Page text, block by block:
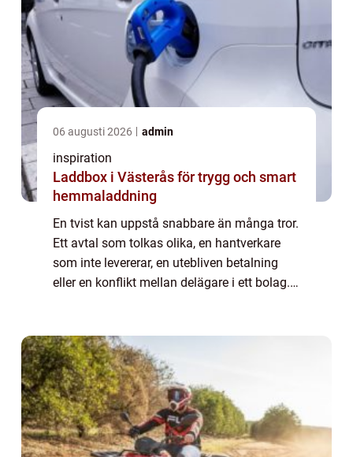
06 augusti 2026 admin
inspiration
Laddbox i Västerås för trygg och smart
hemmaladdning
En tvist kan uppstå snabbare än många tror.
Ett avtal som tolkas olika, en hantverkare
som inte levererar, en utebliven betalning
eller en konflikt mellan delägare i ett bolag.